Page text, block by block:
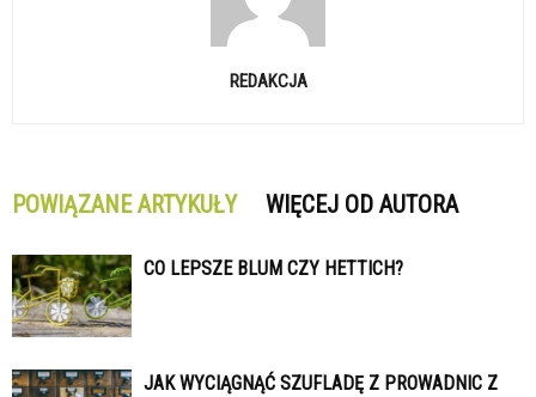
REDAKCJA
POWIĄZANE ARTYKUŁY WIĘCEJ OD AUTORA
CO LEPSZE BLUM CZY HETTICH?
JAK WYCIĄGNĄĆ SZUFLADĘ Z PROWADNIC Z